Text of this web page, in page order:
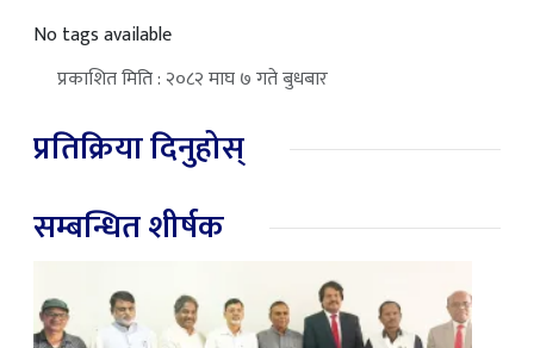
No tags available
प्रकाशित मिति : २०८२ माघ ७ गते बुधबार
प्रतिक्रिया दिनुहोस्
सम्बन्धित शीर्षक